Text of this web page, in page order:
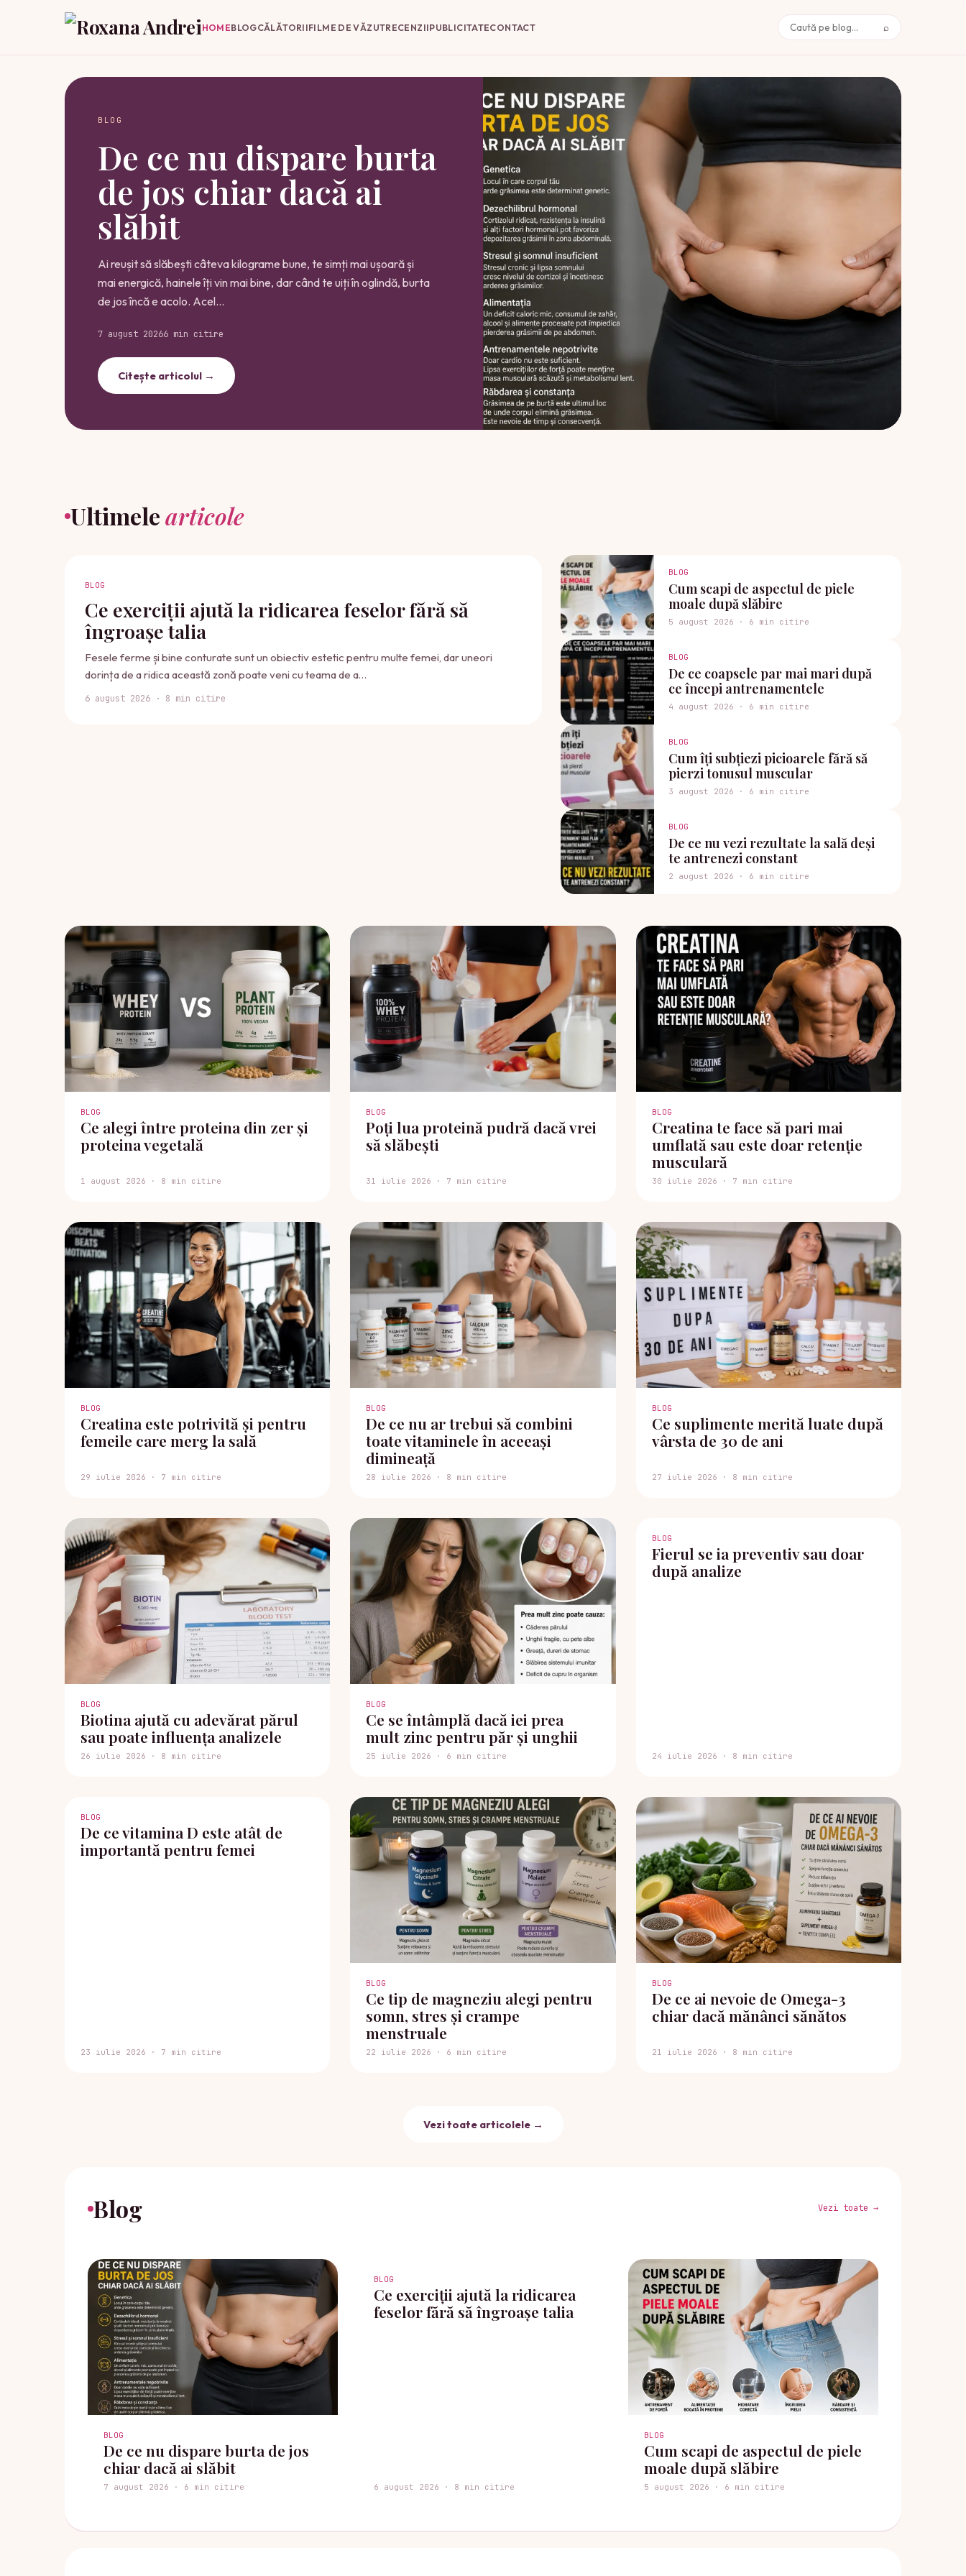
HOMEBLOGCĂLĂTORIIFILME DE VĂZUTRECENZIIPUBLICITATECONTACT
Caută
⌕
BLOG
De ce nu dispare burta
de jos chiar dacă ai
slăbit
Ai reușit să slăbești câteva kilograme bune, te simți mai ușoară și
mai energică, hainele îți vin mai bine, dar când te uiți în oglindă, burta
de jos încă e acolo. Acel…
7 august 20266 min citire
Citește articolul →
Ultimelearticole
BLOG
Ce exerciții ajută la ridicarea feselor fără să
îngroașe talia
Fesele ferme și bine conturate sunt un obiectiv estetic pentru multe femei, dar uneori
dorința de a ridica această zonă poate veni cu teama de a…
6 august 2026 · 8 min citire
BLOG
Cum scapi de aspectul de piele
moale după slăbire
5 august 2026 · 6 min citire
BLOG
De ce coapsele par mai mari după
ce începi antrenamentele
4 august 2026 · 6 min citire
BLOG
Cum îți subțiezi picioarele fără să
pierzi tonusul muscular
3 august 2026 · 6 min citire
BLOG
De ce nu vezi rezultate la sală deși
te antrenezi constant
2 august 2026 · 6 min citire
BLOG
Ce alegi între proteina din zer și
proteina vegetală
1 august 2026 · 8 min citire
BLOG
Poți lua proteină pudră dacă vrei
să slăbești
31 iulie 2026 · 7 min citire
BLOG
Creatina te face să pari mai
umflată sau este doar retenție
musculară
30 iulie 2026 · 7 min citire
BLOG
Creatina este potrivită și pentru
femeile care merg la sală
29 iulie 2026 · 7 min citire
BLOG
De ce nu ar trebui să combini
toate vitaminele în aceeași
dimineață
28 iulie 2026 · 8 min citire
BLOG
Ce suplimente merită luate după
vârsta de 30 de ani
27 iulie 2026 · 8 min citire
BLOG
Biotina ajută cu adevărat părul
sau poate influența analizele
26 iulie 2026 · 8 min citire
BLOG
Ce se întâmplă dacă iei prea
mult zinc pentru păr și unghii
25 iulie 2026 · 6 min citire
BLOG
Fierul se ia preventiv sau doar
după analize
24 iulie 2026 · 8 min citire
BLOG
De ce vitamina D este atât de
importantă pentru femei
23 iulie 2026 · 7 min citire
BLOG
Ce tip de magneziu alegi pentru
somn, stres și crampe
menstruale
22 iulie 2026 · 6 min citire
BLOG
De ce ai nevoie de Omega-3
chiar dacă mănânci sănătos
21 iulie 2026 · 8 min citire
Vezi toate articolele →
Blog Vezi toate →
BLOG
De ce nu dispare burta de jos
chiar dacă ai slăbit
7 august 2026 · 6 min citire
BLOG
Ce exerciții ajută la ridicarea
feselor fără să îngroașe talia
6 august 2026 · 8 min citire
BLOG
Cum scapi de aspectul de piele
moale după slăbire
5 august 2026 · 6 min citire